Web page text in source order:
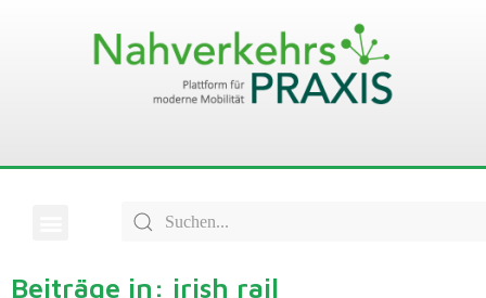
Beiträge in: irish rail